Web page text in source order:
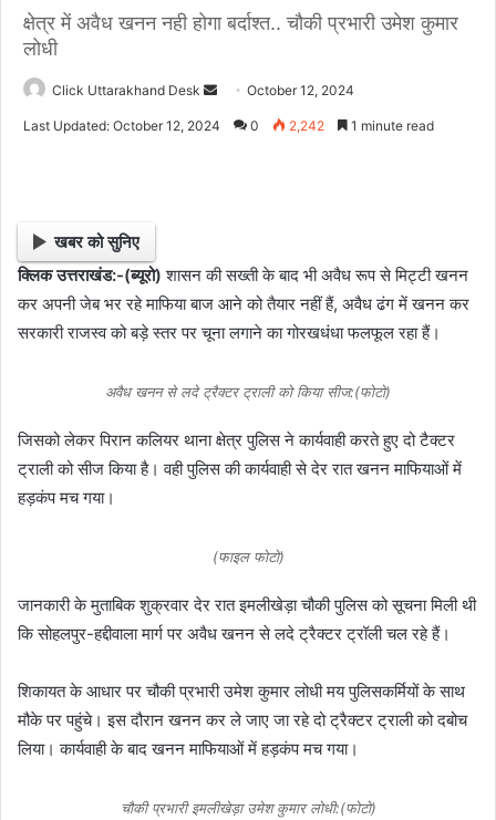
क्षेत्र में अवैध खनन नही होगा बर्दाश्त.. चौकी प्रभारी उमेश कुमार
लोधी
Click Uttarakhand Desk
e
m
a
i
October 12, 2024
Last Updated: October 12, 2024 0 2,242 1 minute read
खबर को सुनिए
क्लिक उत्तराखंड:-(ब्यूरो) शासन की सख्ती के बाद भी अवैध रूप से मिट्टी खनन
कर अपनी जेब भर रहे माफिया बाज आने को तैयार नहीं हैं, अवैध ढंग में खनन कर
सरकारी राजस्व को बड़े स्तर पर चूना लगाने का गोरखधंधा फलफूल रहा हैं।
अवैध खनन से लदे ट्रैक्टर ट्राली को किया सीज:(फोटो)
जिसको लेकर पिरान कलियर थाना क्षेत्र पुलिस ने कार्यवाही करते हुए दो टैक्टर
ट्राली को सीज किया है। वही पुलिस की कार्यवाही से देर रात खनन माफियाओं में
हड़कंप मच गया।
(फाइल फोटो)
जानकारी के मुताबिक शुक्रवार देर रात इमलीखेड़ा चौकी पुलिस को सूचना मिली थी
कि सोहलपुर-हद्दीवाला मार्ग पर अवैध खनन से लदे ट्रैक्टर ट्रॉली चल रहे हैं।
शिकायत के आधार पर चौकी प्रभारी उमेश कुमार लोधी मय पुलिसकर्मियों के साथ
मौके पर पहुंचे। इस दौरान खनन कर ले जाए जा रहे दो ट्रैक्टर ट्राली को दबोच
लिया। कार्यवाही के बाद खनन माफियाओं में हड़कंप मच गया।
चौकी प्रभारी इमलीखेड़ा उमेश कुमार लोधी:(फोटो)